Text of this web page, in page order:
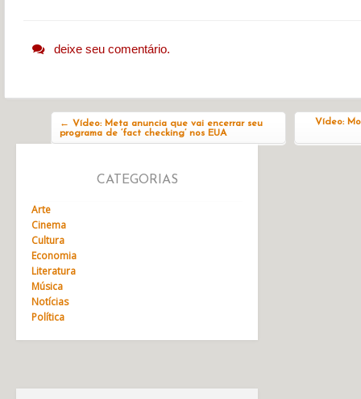
deixe seu comentário.
← Vídeo: Meta anuncia que vai encerrar seu
programa de ‘fact checking’ nos EUA
Vídeo:
CATEGORIAS
Arte
Cinema
Cultura
Economia
Literatura
Música
Notícias
Política